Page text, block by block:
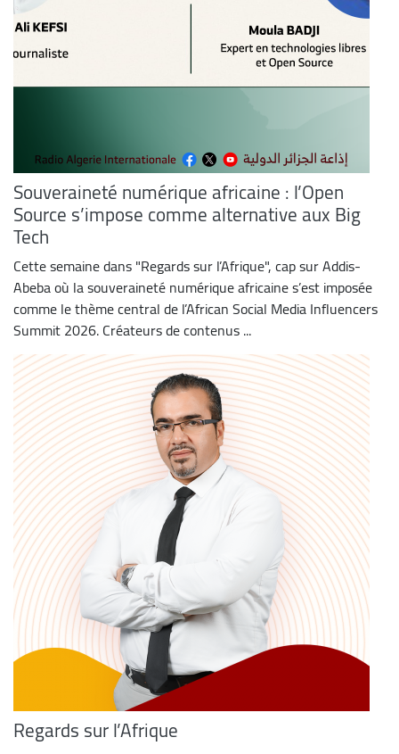
Souveraineté numérique africaine : l’Open
Source s’impose comme alternative aux Big
Tech
Cette semaine dans "Regards sur l’Afrique", cap sur Addis-
Abeba où la souveraineté numérique africaine s’est imposée
comme le thème central de l’African Social Media Influencers
Summit 2026. Créateurs de contenus ...
Regards sur l’Afrique